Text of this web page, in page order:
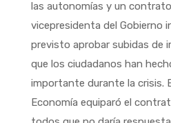
las autonomías y un
vicepresidenta del Gobierno
previsto aprobar subidas de
que los ciudadanos han
importante durante la crisis.
Economía equiparó el